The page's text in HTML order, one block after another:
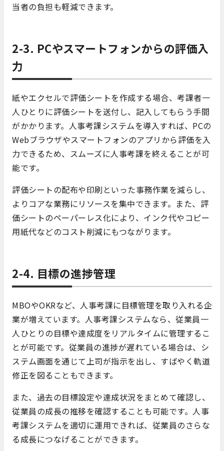
当者の負担も軽減できます。
2-3. PCやスマートフォンからの評価入
力
紙やエクセルで評価シートを作成する場合、考課者一
人ひとりに評価シートを送付し、記入してもらう手間
がかかります。人事考課システムを導入すれば、PCの
Webブラウザやスマートフォンのアプリから評価を入
力できるため、スムーズに人事考課を終えることが可
能です。
評価シートの配布や印刷といった事務作業を減らし、
よりコアな業務にリソースを集中できます。また、評
価シートのペーパーレス化により、インク代やコピー
用紙代などのコスト削減にもつながります。
2-4. 目標の進捗管理
MBOやOKRなど、人事考課に目標管理を取り入れる企
業が増えています。人事考課システムなら、従業員一
人ひとりの目標や達成度をリアルタイムに管理するこ
とが可能です。従業員の進捗が遅れている場合は、シ
ステム画面を通じて上司が指示を出し、すばやく軌道
修正を図ることもできます。
また、過去の目標設定や達成状況をまとめて確認し、
従業員の成長の推移を確認することも可能です。人事
考課システムを適切に運用できれば、従業員のさらな
る成長につなげることができます。